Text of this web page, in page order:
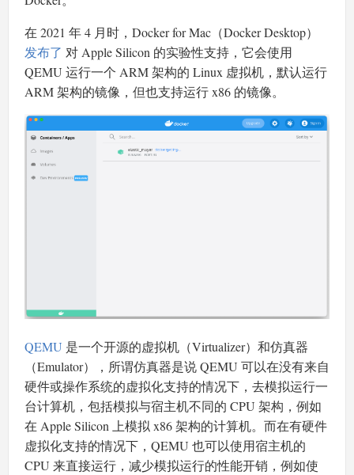
在 2021 年 4 月时，Docker for Mac（Docker Desktop）
发布了 对 Apple Silicon 的实验性支持，它会使用
QEMU 运行一个 ARM 架构的 Linux 虚拟机，默认运行
ARM 架构的镜像，但也支持运行 x86 的镜像。
QEMU 是一个开源的虚拟机（Virtualizer）和仿真器
（Emulator），所谓仿真器是说 QEMU 可以在没有来自
硬件或操作系统的虚拟化支持的情况下，去模拟运行一
台计算机，包括模拟与宿主机不同的 CPU 架构，例如
在 Apple Silicon 上模拟 x86 架构的计算机。而在有硬件
虚拟化支持的情况下，QEMU 也可以使用宿主机的
CPU 来直接运行，减少模拟运行的性能开销，例如使